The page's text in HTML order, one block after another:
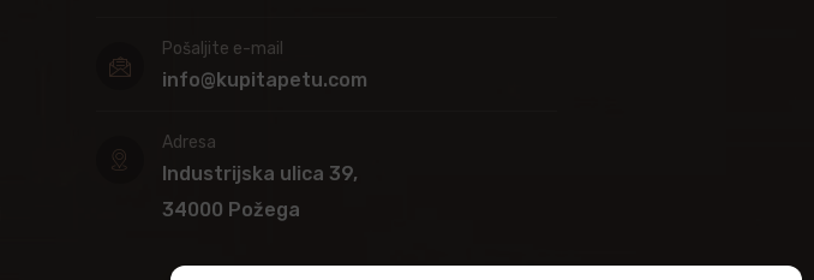
Pošaljite e-mail
info@kupitapetu.com
Adresa
Industrijska ulica 39,
34000 Požega